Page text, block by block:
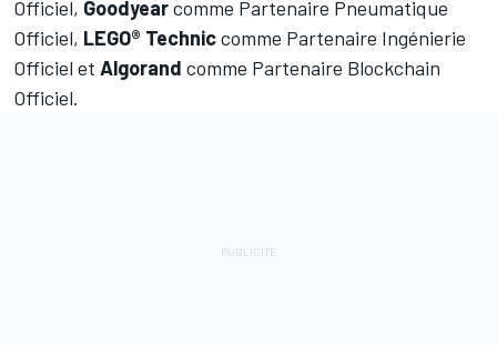
Officiel, Goodyearcomme Partenaire Pneumatique
Officiel, LEGO® Techniccomme Partenaire Ingénierie
Officiel et Algorand comme Partenaire Blockchain
Officiel.